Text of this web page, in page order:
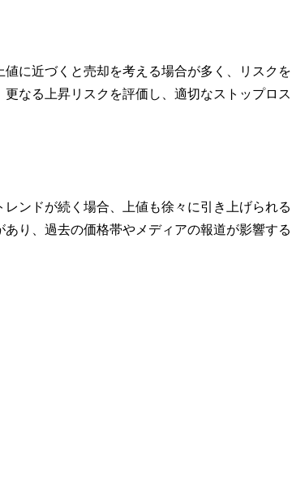
に近づくと売却を考える場合が多く、リスクを
なる上昇リスクを評価し、適切なストップロス
ンドが続く場合、上値も徐々に引き上げられる
り、過去の価格帯やメディアの報道が影響する